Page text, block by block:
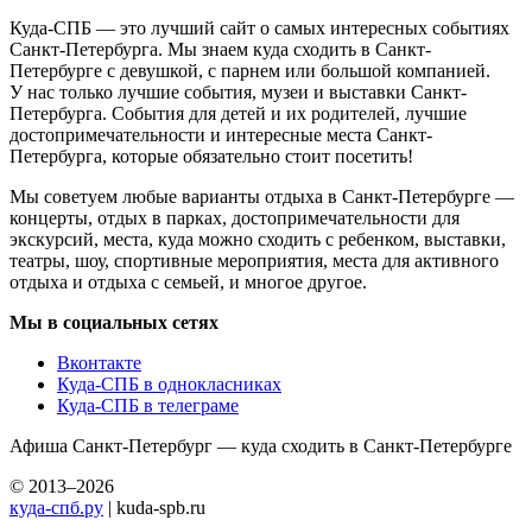
Куда-СПБ — это лучший сайт о самых интересных событиях
Санкт-Петербурга. Мы знаем куда сходить в Санкт-
Петербурге с девушкой, с парнем или большой компанией.
У нас только лучшие события, музеи и выставки Санкт-
Петербурга. События для детей и их родителей, лучшие
достопримечательности и интересные места Санкт-
Петербурга, которые обязательно стоит посетить!
Мы советуем любые варианты отдыха в Санкт-Петербурге —
концерты, отдых в парках, достопримечательности для
экскурсий, места, куда можно сходить с ребенком, выставки,
театры, шоу, спортивные мероприятия, места для активного
отдыха и отдыха с семьей, и многое другое.
Мы в социальных сетях
Вконтакте
Куда-СПБ в однокласниках
Куда-СПБ в телеграме
Афиша Санкт-Петербург — куда сходить в Санкт-Петербурге
© 2013–2026
куда-спб.ру | kuda-spb.ru